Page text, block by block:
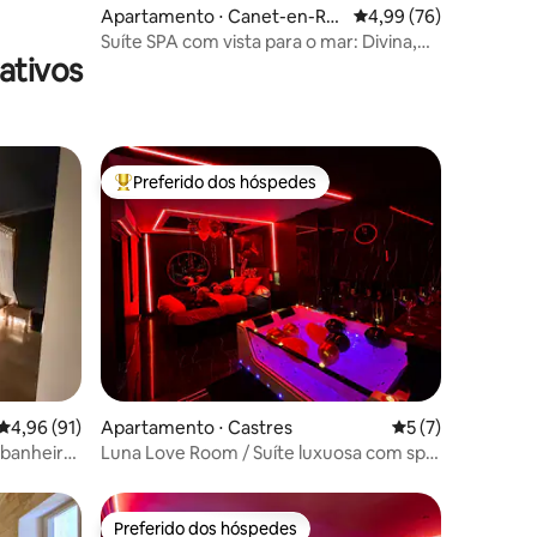
Apartamento ⋅ Canet-en-Ro
ussillon
4,99 de uma
4,99 (76)
Suíte SPA com vista para o mar: Divina,
hóspedes
de uma avaliação média de 5, 91 avaliações
4,96 (91)
Entre os melhores preferidos dos hóspedes
Preferido dos hóspedes
Apartamento ⋅ Castres 5 de uma
5 (7)
Luna Love Room / Suíte luxuosa com spa
Preferido dos hóspedes